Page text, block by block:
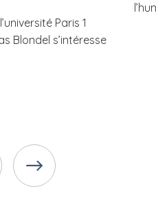
Paris 1
Blondel s’intéresse